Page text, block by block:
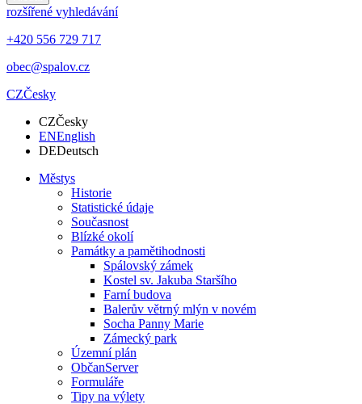
rozšířené vyhledávání
+420 556 729 717
obec@spalov.cz
CZČesky
CZČesky
ENEnglish
DEDeutsch
Městys
Historie
Statistické údaje
Současnost
Blízké okolí
Památky a pamětihodnosti
Spálovský zámek
Kostel sv. Jakuba Staršího
Farní budova
Balerův větrný mlýn v novém
Socha Panny Marie
Zámecký park
Územní plán
ObčanServer
Formuláře
Tipy na výlety